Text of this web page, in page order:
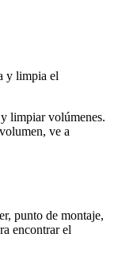
y limpia el
limpiar volúmenes.
ve a
punto de montaje,
encontrar el